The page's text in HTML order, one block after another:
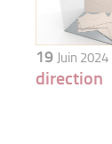
19 Juin 2024
direction